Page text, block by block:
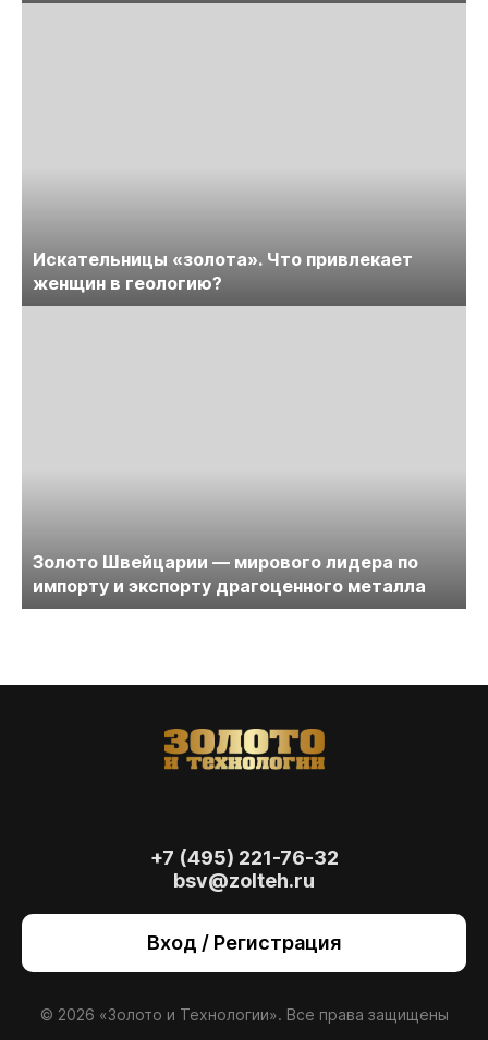
Искательницы «золота». Что привлекает
женщин в геологию?
Золото Швейцарии — мирового лидера по
импорту и экспорту драгоценного металла
+7 (495) 221-76-32
bsv@zolteh.ru
Вход / Регистрация
© 2026 «Золото и Технологии». Все права защищены
также для анализа сайта и улучшения
сайт, вы даете согласиена использование